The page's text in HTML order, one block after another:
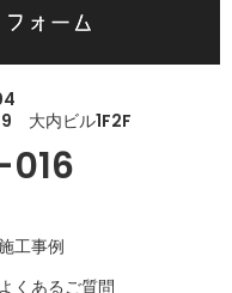
大内ビル1F2F
工事例
よくあるご質問